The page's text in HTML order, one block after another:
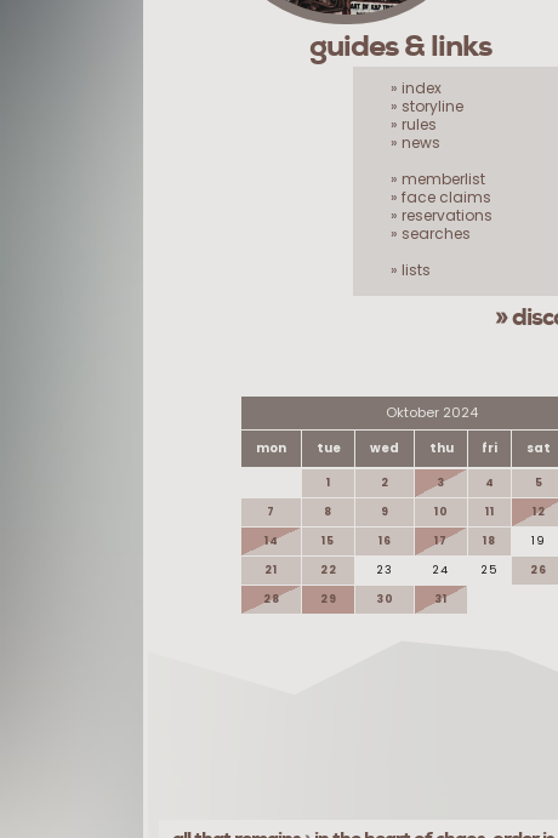
guides & links
» index
» storyline
» rules
» news
» memberlist
» face claims
» reservations
» searches
» lists
»
Oktober 2024
mon tue wed thu fri sat
1 2 3 4 5
7
8 9 10 11 12
14
15 16 17 18 19
21
22 23 24 25 26
28
29 30 31